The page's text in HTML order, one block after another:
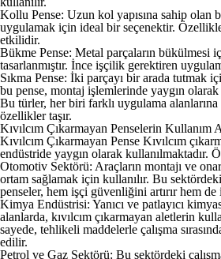
Kollu Pense: Uzun kol yapısına sahip olan
uygulamak için ideal bir seçenektir. Özellikle
etkilidir.
Bükme Pense: Metal parçaların bükülmesi
tasarlanmıştır. İnce işçilik gerektiren
Sıkma Pense: İki parçayı bir arada tutmak
bu pense, montaj işlemlerinde yaygın olarak
Bu türler, her biri farklı uygulama
özellikler taşır.
Kıvılcım Çıkarmayan Penselerin Kullanım
Kıvılcım Çıkarmayan Pense Kıvılcım
endüstride yaygın olarak kullanılmaktadır.
Otomotiv Sektörü: Araçların montajı ve
ortam sağlamak için kullanılır. Bu sektördeki
penseler, hem işçi güvenliğini artırır hem
Kimya Endüstrisi: Yanıcı ve patlayıcı
alanlarda, kıvılcım çıkarmayan aletlerin
sayede, tehlikeli maddelerle çalışma
edilir.
Petrol ve Gaz Sektörü: Bu sektördeki